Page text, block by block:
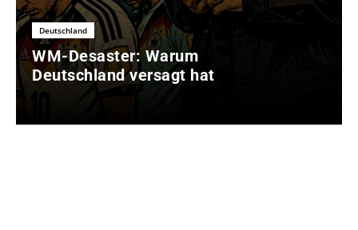
Deutschland
WM-Desaster: Warum
Deutschland versagt hat